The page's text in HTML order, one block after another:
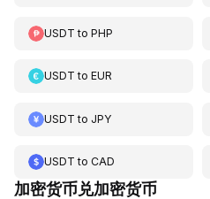
USDT to PHP
USDT to EUR
USDT to JPY
USDT to CAD
加密货币兑加密货币